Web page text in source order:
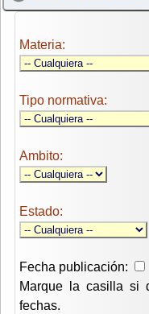
Materia:
Tipo normativa:
Ambito:
Estado:
Fecha publicación:
Marque la casilla si
fechas.